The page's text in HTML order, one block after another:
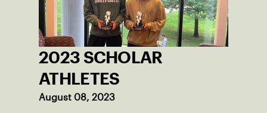
2023 SCHOLAR
ATHLETES
August 08, 2023